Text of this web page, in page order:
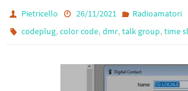
Pietricello 26/11/2021
Radioamatori
codeplug,color code,dmr,talk group,time